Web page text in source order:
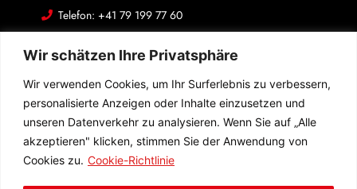
Wir schätzen Ihre Privatsphäre
Wir verwenden Cookies, um Ihr Surferlebnis zu verbessern,
personalisierte Anzeigen oder Inhalte einzusetzen und
unseren Datenverkehr zu analysieren. Wenn Sie auf „Alle
akzeptieren" klicken, stimmen Sie der Anwendung von
Cookies zu. Cookie-Richtlinie
Telefon: +41 79 199 77 60
Adresse: Luzernstrasse 29, 4500 Solothurn, Schweiz
Folgen Sie uns auf den sozialen Medien! Hinterlassen Sie
Bewertungen auf Google Maps! Wir überraschen Sie mit
schönen Geschenken!